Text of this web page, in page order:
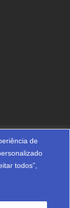
de
todos”,